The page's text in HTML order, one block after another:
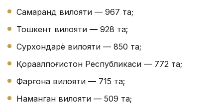
Самарқанд вилояти — 967 та;
Тошкент вилояти — 928 та;
Сурхондарё вилояти — 850 та;
Қорақалпоғистон Республикаси — 772 та;
Фарғона вилояти — 715 та;
Наманган вилояти — 509 та;